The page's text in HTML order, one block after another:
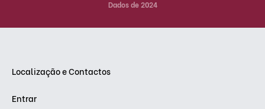
Dados de 2024
Localização e Contactos
Entrar